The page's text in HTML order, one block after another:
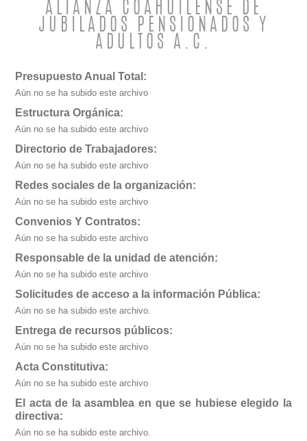
ALIANZA COAHUILENSE DE
JUBILADOS PENSIONADOS Y
ADULTOS A.C.
Presupuesto Anual Total:
Aún no se ha subido este archivo
Estructura Orgánica:
Aún no se ha subido este archivo
Directorio de Trabajadores:
Aún no se ha subido este archivo
Redes sociales de la organización:
Aún no se ha subido este archivo
Convenios Y Contratos:
Aún no se ha subido este archivo
Responsable de la unidad de atención:
Aún no se ha subido este archivo
Solicitudes de acceso a la información Pública:
Aún no se ha subido este archivo.
Entrega de recursos públicos:
Aún no se ha subido este archivo
Acta Constitutiva:
Aún no se ha subido este archivo
El acta de la asamblea en que se hubiese elegido la
directiva:
Aún no se ha subido este archivo.